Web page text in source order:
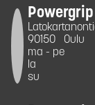
Powergrip
Latokartanontie
90150
Oulu
ma - pe
la
su